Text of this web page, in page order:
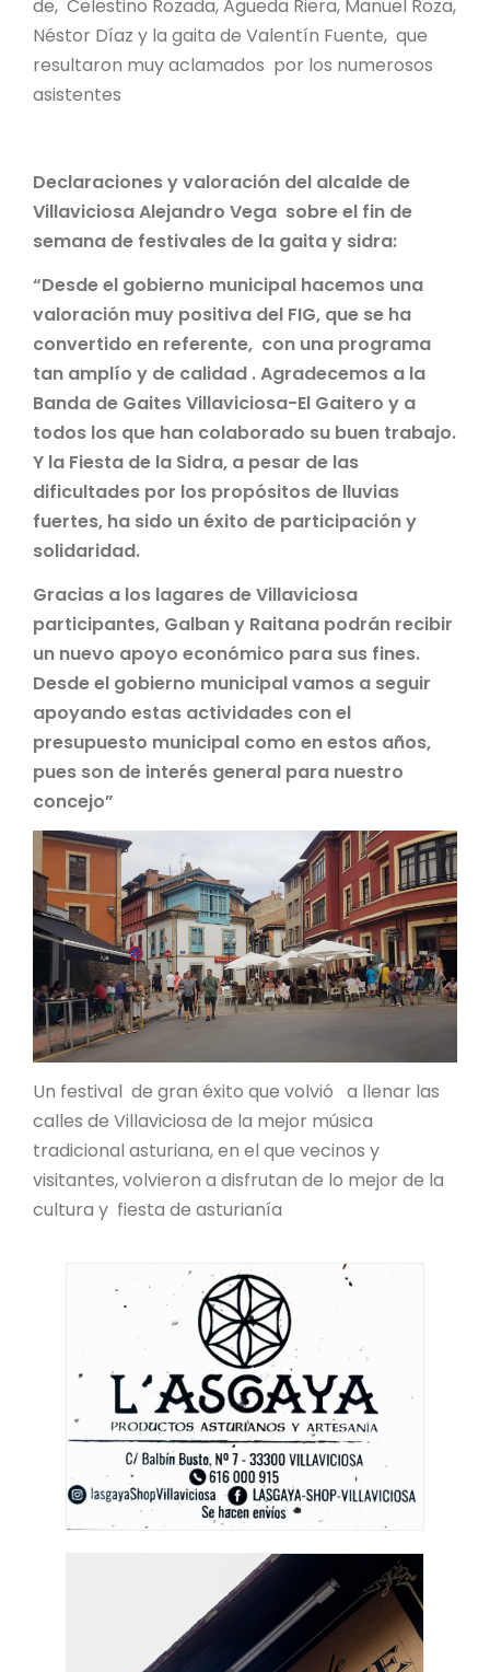
de, Celestino Rozada, Agueda Riera, Manuel Roza,
Néstor Díaz y la gaita de Valentín Fuente, que
resultaron muy aclamados por los numerosos
asistentes
Declaraciones y valoración del alcalde de
Villaviciosa Alejandro Vega sobre el fin de
semana de festivales de la gaita y sidra:
“Desde el gobierno municipal hacemos una
valoración muy positiva del FIG, que se ha
convertido en referente, con una programa
tan amplío y de calidad . Agradecemos a la
Banda de Gaites Villaviciosa-El Gaitero y a
todos los que han colaborado su buen trabajo.
Y la Fiesta de la Sidra, a pesar de las
dificultades por los propósitos de lluvias
fuertes, ha sido un éxito de participación y
solidaridad.
Gracias a los lagares de Villaviciosa
participantes, Galban y Raitana podrán recibir
un nuevo apoyo económico para sus fines.
Desde el gobierno municipal vamos a seguir
apoyando estas actividades con el
presupuesto municipal como en estos años,
pues son de interés general para nuestro
concejo”
Un festival de gran éxito que volvió a llenar las
calles de Villaviciosa de la mejor música
tradicional asturiana, en el que vecinos y
visitantes, volvieron a disfrutan de lo mejor de la
cultura y fiesta de asturianía